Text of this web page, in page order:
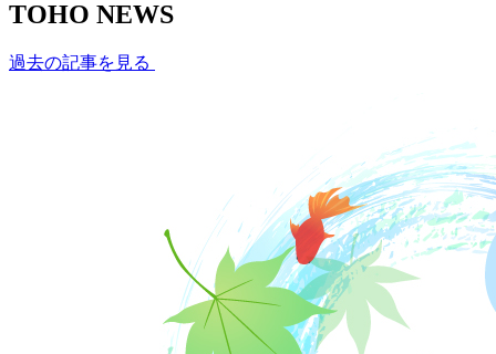
TOHO NEWS
過去の記事を見る